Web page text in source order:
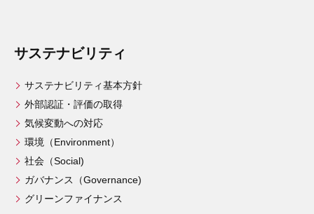
サステナビリティ
サステナビリティ基本方針
外部認証・評価の取得
気候変動への対応
環境（Environment）
社会（Social)
ガバナンス（Governance)
グリーンファイナンス